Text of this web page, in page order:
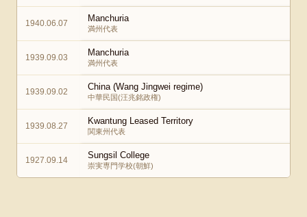
1940.06.07 Manchuria
満州代表
1939.09.03 Manchuria
満州代表
1939.09.02 China (Wang Jingwei regime)
中華民国(汪兆銘政権)
1939.08.27 Kwantung Leased Territory
関東州代表
1927.09.14 Sungsil College
崇実専門学校(朝鮮)